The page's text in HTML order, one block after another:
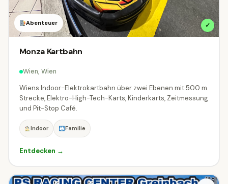
Abenteuer ✓
Monza Kartbahn
Wien, Wien
Wiens Indoor-Elektrokartbahn über zwei Ebenen mit 500 m
Strecke, Elektro-High-Tech-Karts, Kinderkarts, Zeitmessung
und Pit-Stop Café.
Indoor Familie
Entdecken →